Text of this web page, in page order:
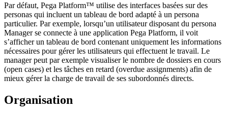
Par défaut, Pega Platform™ utilise des interfaces basées sur des
personas qui incluent un tableau de bord adapté à un persona
particulier. Par exemple, lorsqu’un utilisateur disposant du persona
Manager se connecte à une application Pega Platform, il voit
s’afficher un tableau de bord contenant uniquement les informations
nécessaires pour gérer les utilisateurs qui effectuent le travail. Le
manager peut par exemple visualiser le nombre de dossiers en cours
(open cases) et les tâches en retard (overdue assignments) afin de
mieux gérer la charge de travail de ses subordonnés directs.
Organisation